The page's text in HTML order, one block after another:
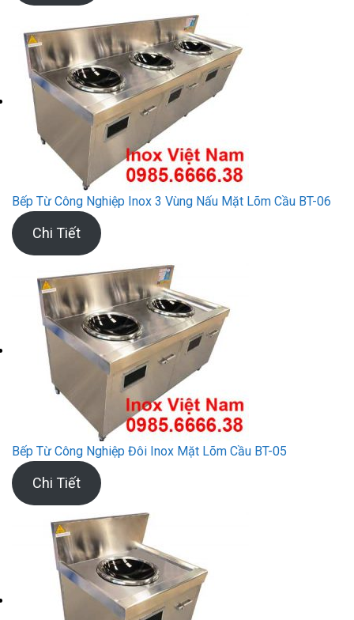
Bếp Từ Công Nghiệp Inox 3 Vùng Nấu Mặt Lõm Cầu BT-06
Chi Tiết
Bếp Từ Công Nghiệp Đôi Inox Mặt Lõm Cầu BT-05
Chi Tiết